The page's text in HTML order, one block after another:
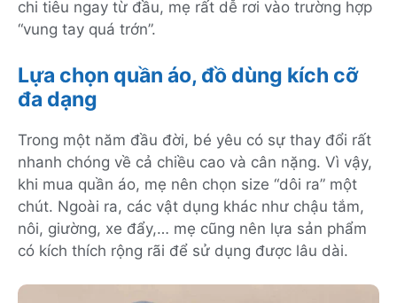
chi tiêu ngay từ đầu, mẹ rất dễ rơi vào trường hợp
“vung tay quá trớn”.
Lựa chọn quần áo, đồ dùng kích cỡ
đa dạng
Trong một năm đầu đời, bé yêu có sự thay đổi rất
nhanh chóng về cả chiều cao và cân nặng. Vì vậy,
khi mua quần áo, mẹ nên chọn size “dôi ra” một
chút. Ngoài ra, các vật dụng khác như chậu tắm,
nôi, giường, xe đẩy,… mẹ cũng nên lựa sản phẩm
có kích thích rộng rãi để sử dụng được lâu dài.